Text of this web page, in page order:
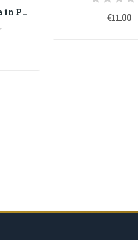
Corno Portafortuna in Porcellana di Capodimonte... €11.00